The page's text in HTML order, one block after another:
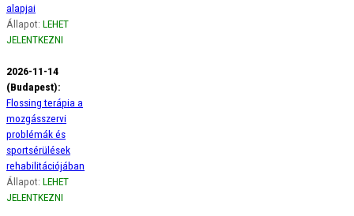
alapjai
Állapot: LEHET
JELENTKEZNI
2026-11-14
(Budapest):
Flossing terápia a
mozgásszervi
problémák és
sportsérülések
rehabilitációjában
Állapot: LEHET
JELENTKEZNI